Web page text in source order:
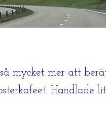
mycket mer att
Handlade